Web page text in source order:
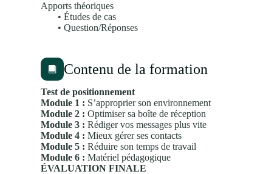
Apports théoriques
• Études de cas
• Question/Réponses
Contenu de la formation
Test de positionnement
Module 1 : S’approprier son environnement
Module 2 :Optimiser sa boîte de réception
Module 3 :Rédiger vos messages plus vite
Module 4 :Mieux gérer ses contacts
Module 5 :Réduire son temps de travail
Module 6 :Matériel pédagogique
ÉVALUATION FINALE